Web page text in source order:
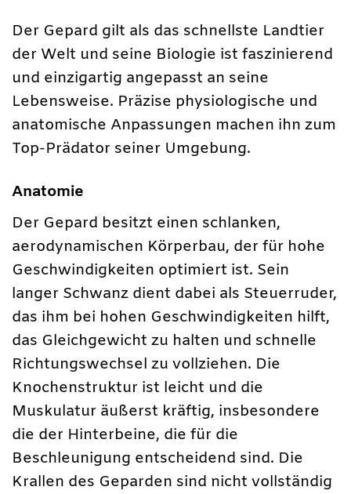
Der Gepard gilt als das schnellste Landtier
der Welt und seine Biologie ist faszinierend
und einzigartig angepasst an seine
Lebensweise. Präzise physiologische und
anatomische Anpassungen machen ihn zum
Top-Prädator seiner Umgebung.
Anatomie
Der Gepard besitzt einen schlanken,
aerodynamischen Körperbau, der für hohe
Geschwindigkeiten optimiert ist. Sein
langer Schwanz dient dabei als Steuerruder,
das ihm bei hohen Geschwindigkeiten hilft,
das Gleichgewicht zu halten und schnelle
Richtungswechsel zu vollziehen. Die
Knochenstruktur ist leicht und die
Muskulatur äußerst kräftig, insbesondere
die der Hinterbeine, die für die
Beschleunigung entscheidend sind. Die
Krallen des Geparden sind nicht vollständig